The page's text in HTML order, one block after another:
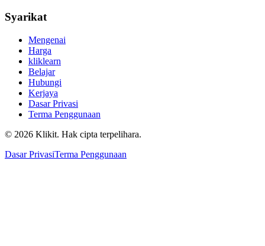
Syarikat
Mengenai
Harga
kliklearn
Belajar
Hubungi
Kerjaya
Dasar Privasi
Terma Penggunaan
© 2026 Klikit. Hak cipta terpelihara.
Dasar PrivasiTerma Penggunaan